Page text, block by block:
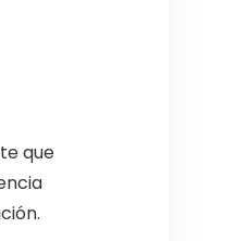
que